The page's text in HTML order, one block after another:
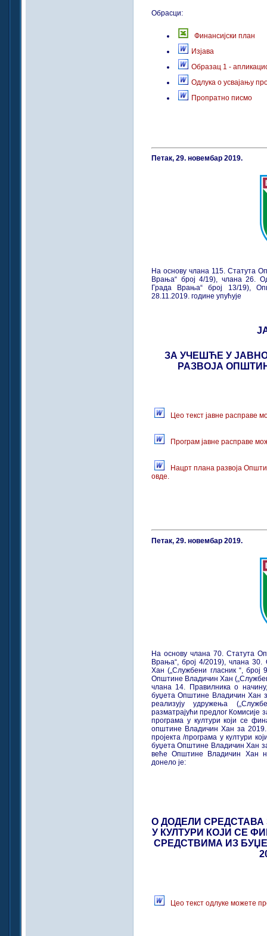
Обрасци:
Финансијски план
Изјава
Образац 1 -
Одлука о усвајању
Пропратно писмо
Петак, 29. новембар 2019.
На основу члана 115. Статута
Врања“ број 4/19), члана 26.
Града Врања“ број 13/19),
28.11.2019. године упућује
ЗА УЧЕШЋЕ У
РАЗВОЈА
Цео текст јавне расправе
Програм јавне расправе
Нацрт плана развоја
овде.
Петак, 29. новембар 2019.
На основу члана 70. Статута
Врања“, број 4/2019), члана
Хан („Службени гласник “,
Општине Владичин Хан
члана 14. Правилника о
буџета Општине Владичин Хан
реализују удружења
разматрајући предлог Комисије
програма у култури који се
општине Владичин Хан за 2019.
пројекта /програма у култури
буџета Општине Владичин Хан
веће Општине Владичин Хан
донело је:
О ДОДЕЛИ СРЕДСТАВА
У КУЛТУРИ КОЈИ СЕ
СРЕДСТВИМА ИЗ
Цео текст одлуке можете